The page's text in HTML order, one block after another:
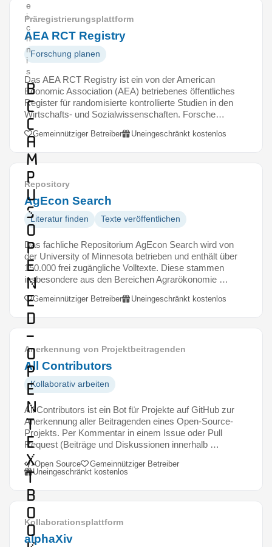
e
i
c
h
n
i
s
B
C
c
a
m
p
u
s
O
p
e
n
E
d
–
O
p
e
n
T
e
x
t
b
o
o
Präregistrierungsplattform
AEA RCT Registry
Forschung planen
Das AEA RCT Registry ist ein von der American
Economic Association (AEA) betriebenes öffentliches
Register für randomisierte kontrollierte Studien in den
Wirtschafts- und Sozialwissenschaften. Forsche…
Gemeinnütziger Betreiber Uneingeschränkt kostenlos
Repository
AgEcon Search
Literatur finden Texte veröffentlichen
Das fachliche Repositorium AgEcon Search wird von
der University of Minnesota betrieben und enthält über
150.000 frei zugängliche Volltexte. Diese stammen
insbesondere aus den Bereichen Agrarökonomie …
Gemeinnütziger Betreiber Uneingeschränkt kostenlos
Anerkennung von Projektbeitragenden
All Contributors
Kollaborativ arbeiten
All Contributors ist ein Bot für Projekte auf GitHub zur
Anerkennung aller Beitragenden eines Open-Source-
Projekts. Per Kommentar in einem Issue oder Pull
Request (Beiträge und Diskussionen innerhalb …
Open Source
Gemeinnütziger Betreiber
Uneingeschränkt kostenlos
Kollaborationsplattform
alphaXiv